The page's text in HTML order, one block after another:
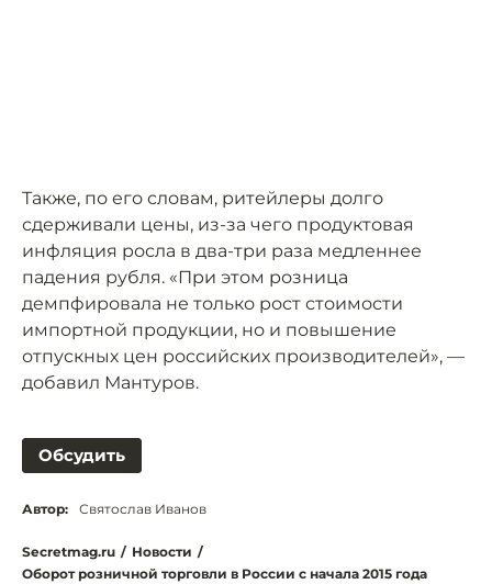
Также, по его словам, ритейлеры долго
сдерживали цены, из-за чего продуктовая
инфляция росла в два-три раза медленнее
падения рубля. «При этом розница
демпфировала не только рост стоимости
импортной продукции, но и повышение
отпускных цен российских производителей», —
добавил Мантуров.
Обсудить
Автор: Святослав Иванов
Secretmag.ru / Новости /
Оборот розничной торговли в России с начала 2015 года